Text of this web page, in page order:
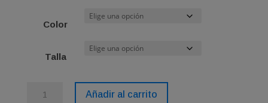
Color
Talla
Capa
Añadir al carrito